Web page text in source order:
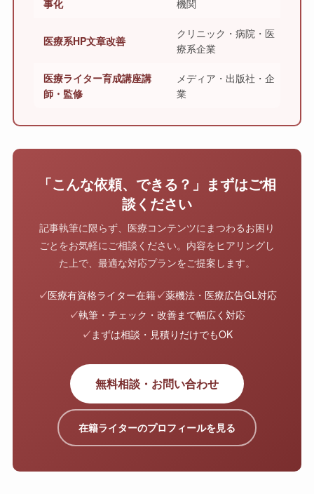
事化 機関
医療系HP文章改善
クリニック・病院・医
療系企業
医療ライター育成講座講
師・監修
メディア・出版社・企
業
「こんな依頼、できる？」まずはご相
談ください
記事執筆に限らず、医療コンテンツにまつわるお困り
ごとをお気軽にご相談ください。内容をヒアリングし
た上で、最適な対応プランをご提案します。
✓医療有資格ライター在籍✓薬機法・医療広告GL対応
✓執筆・チェック・改善まで幅広く対応
✓まずは相談・見積りだけでもOK
無料相談・お問い合わせ
在籍ライターのプロフィールを見る